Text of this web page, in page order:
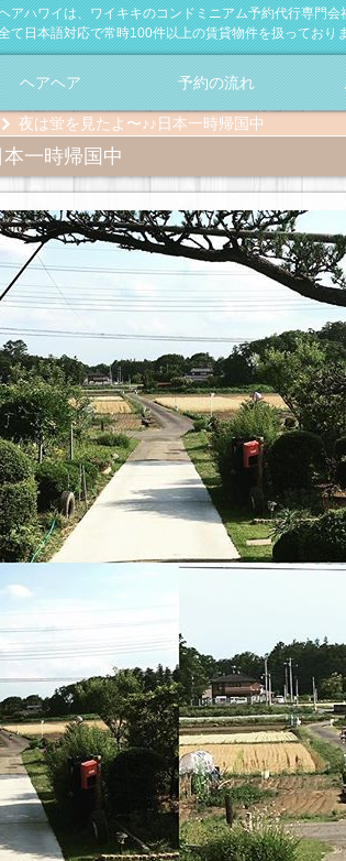
アハワイは、ワイキキのコンドミニアム予約代行専門会
て日本語対応で常時100件以上の賃貸物件を扱っており
ヘアヘア 予約の流れ
夜は蛍を見たよ〜♪♪日本一時帰国中
一時帰国中